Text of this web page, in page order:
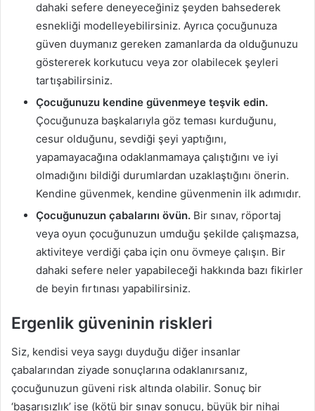
dahaki sefere deneyeceğiniz şeyden bahsederek
esnekliği modelleyebilirsiniz. Ayrıca çocuğunuza
güven duymanız gereken zamanlarda da olduğunuzu
göstererek korkutucu veya zor olabilecek şeyleri
tartışabilirsiniz.
Çocuğunuzu kendine güvenmeye teşvik edin.
Çocuğunuza başkalarıyla göz teması kurduğunu,
cesur olduğunu, sevdiği şeyi yaptığını,
yapamayacağına odaklanmamaya çalıştığını ve iyi
olmadığını bildiği durumlardan uzaklaştığını önerin.
Kendine güvenmek, kendine güvenmenin ilk adımıdır.
Çocuğunuzun çabalarını övün. Bir sınav, röportaj
veya oyun çocuğunuzun umduğu şekilde çalışmazsa,
aktiviteye verdiği çaba için onu övmeye çalışın. Bir
dahaki sefere neler yapabileceği hakkında bazı fikirler
de beyin fırtınası yapabilirsiniz.
Ergenlik güveninin riskleri
Siz, kendisi veya saygı duyduğu diğer insanlar
çabalarından ziyade sonuçlarına odaklanırsanız,
çocuğunuzun güveni risk altında olabilir. Sonuç bir
‘başarısızlık’ ise (kötü bir sınav sonucu, büyük bir nihai